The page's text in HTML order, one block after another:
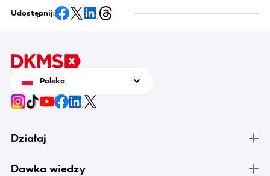
Udostępnij:
Polska
Działaj
Dawka wiedzy